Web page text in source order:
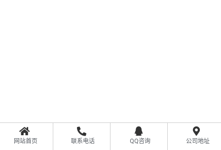
网站首页 联系电话 QQ咨询 公司地址